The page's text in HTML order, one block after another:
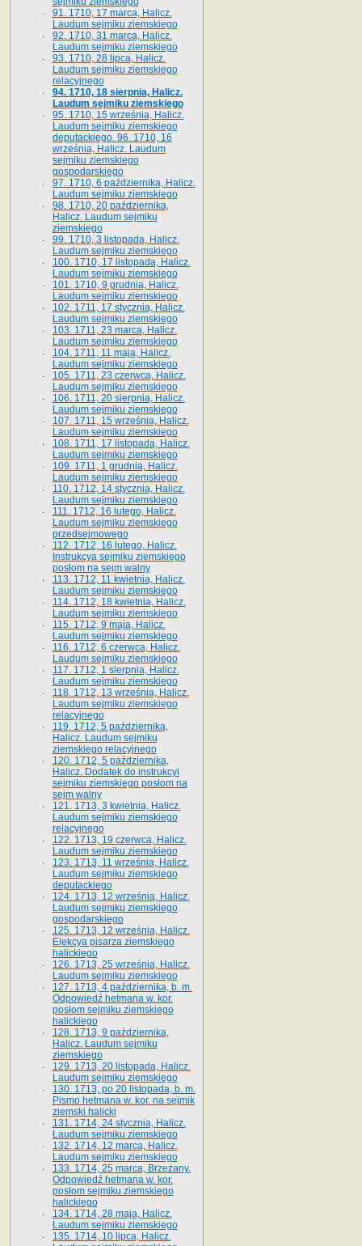
91. 1710, 17 marca, Halicz.
Laudum sejmiku ziemskiego
92. 1710, 31 marca, Halicz.
Laudum sejmiku ziemskiego
93. 1710, 28 lipca, Halicz.
Laudum sejmiku ziemskiego
relacyjnego
94. 1710, 18 sierpnia, Halicz.
Laudum sejmiku ziemskiego
95. 1710, 15 września, Halicz.
Laudum sejmiku ziemskiego
deputackiego. 96. 1710, 16
września, Halicz. Laudum
sejmiku ziemskiego
gospodarskiego
97. 1710, 6 października, Halicz.
Laudum sejmiku ziemskiego
98. 1710, 20 października,
Halicz. Laudum sejmiku
ziemskiego
99. 1710, 3 listopada, Halicz.
Laudum sejmiku ziemskiego
100. 1710, 17 listopada, Halicz.
Laudum sejmiku ziemskiego
101. 1710, 9 grudnia, Halicz.
Laudum sejmiku ziemskiego
102. 1711, 17 stycznia, Halicz.
Laudum sejmiku ziemskiego
103. 1711, 23 marca, Halicz.
Laudum sejmiku ziemskiego
104. 1711, 11 maja, Halicz.
Laudum sejmiku ziemskiego
105. 1711, 23 czerwca, Halicz.
Laudum sejmiku ziemskiego
106. 1711, 20 sierpnia, Halicz.
Laudum sejmiku ziemskiego
107. 1711, 15 września, Halicz.
Laudum sejmiku ziemskiego
108. 1711, 17 listopada, Halicz.
Laudum sejmiku ziemskiego
109. 1711, 1 grudnia, Halicz.
Laudum sejmiku ziemskiego
110. 1712, 14 stycznia, Halicz.
Laudum sejmiku ziemskiego
111. 1712, 16 lutego, Halicz.
Laudum sejmiku ziemskiego
przedsejmowego
112. 1712, 16 lutego, Halicz.
Instrukcya sejmiku ziemskiego
posłom na sejm walny
113. 1712, 11 kwietnia, Halicz.
Laudum sejmiku ziemskiego
114. 1712, 18 kwietnia, Halicz.
Laudum sejmiku ziemskiego
115. 1712, 9 maja, Halicz.
Laudum sejmiku ziemskiego
116. 1712, 6 czerwca, Halicz.
Laudum sejmiku ziemskiego
117. 1712, 1 sierpnia, Halicz.
Laudum sejmiku ziemskiego
118. 1712, 13 września, Halicz.
Laudum sejmiku ziemskiego
relacyjnego
119. 1712, 5 października,
Halicz. Laudum sejmiku
ziemskiego relacyjnego
120. 1712, 5 października,
Halicz. Dodatek do instrukcyi
sejmiku ziemskiego posłom na
sejm walny
121. 1713, 3 kwietnia, Halicz.
Laudum sejmiku ziemskiego
relacyjnego
122. 1713, 19 czerwca, Halicz.
Laudum sejmiku ziemskiego
123. 1713, 11 września, Halicz.
Laudum sejmiku ziemskiego
deputackiego
124. 1713, 12 września, Halicz.
Laudum sejmiku ziemskiego
gospodarskiego
125. 1713, 12 września, Halicz.
Elekcya pisarza ziemskiego
halickiego
126. 1713, 25 września, Halicz.
Laudum sejmiku ziemskiego
127. 1713, 4 października, b. m.
Odpowiedź hetmana w. kor.
posłom sejmiku ziemskiego
halickiego
128. 1713, 9 października,
Halicz. Laudum sejmiku
ziemskiego
129. 1713, 20 listopada, Halicz.
Laudum sejmiku ziemskiego
130. 1713, po 20 listopada, b. m.
Pismo hetmana w. kor. na sejmik
ziemski halicki
131. 1714, 24 stycznia, Halicz.
Laudum sejmiku ziemskiego
132. 1714, 12 marca, Halicz.
Laudum sejmiku ziemskiego
133. 1714, 25 marca, Brzeżany.
Odpowiedź hetmana w. kor.
posłom sejmiku ziemskiego
halickiego
134. 1714, 28 maja, Halicz.
Laudum sejmiku ziemskiego
135. 1714, 10 lipca, Halicz.